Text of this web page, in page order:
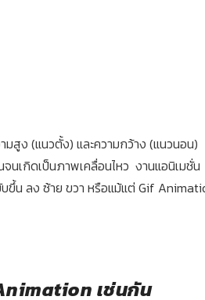
มสูง (แนวตั้ง) และความกว้าง (แนวนอน)
นเกิดเป็นภาพเคลื่อนไหว งานแอนิเมชั่น
ขึ้น ลง ซ้าย ขวา หรือแม้แต่ Gif
เช่นกัน